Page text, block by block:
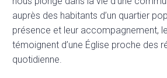
auprès des habitants d’un quartier
présence et leur accompagnement,
témoignent d’une Église proche des
quotidienne.